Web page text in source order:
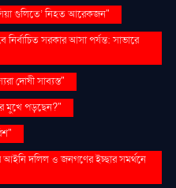
গু‌লিতে’ নিহত আরেকজন"
নির্বাচিত সরকার আসা পর্যন্ত: সাভারে
দোষী সাব্যস্ত"
মুখে পড়ছেন?"
আইনি দলিল ও জনগণের ইচ্ছার সমর্থনে